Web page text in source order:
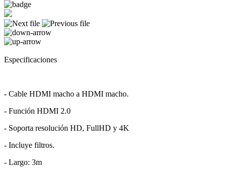
Especificaciones
- Cable HDMI macho a HDMI macho.
- Función HDMI 2.0
- Soporta resolución HD, FullHD y 4K
- Incluye filtros.
- Largo: 3m